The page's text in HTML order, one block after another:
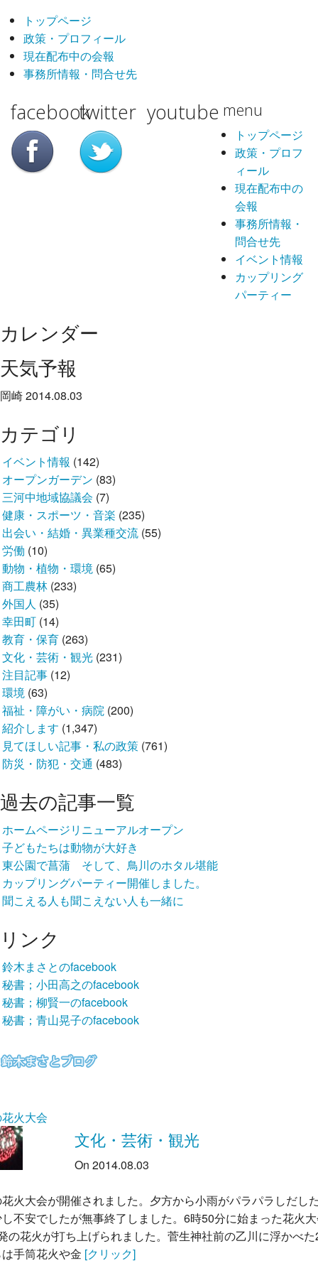
トップページ
政策・プロフィール
現在配布中の会報
事務所情報・問合せ先
facebooktwitter youtube menu
トップページ
政策・プロフ
ィール
現在配布中の
会報
事務所情報・
問合せ先
イベント情報
カップリング
パーティー
カレンダー
天気予報
岡崎 2014.08.03
カテゴリ
イベント情報 (142)
オープンガーデン (83)
三河中地域協議会 (7)
健康・スポーツ・音楽 (235)
出会い・結婚・異業種交流(55)
労働 (10)
動物・植物・環境(65)
商工農林(233)
外国人 (35)
幸田町(14)
教育・保育(263)
文化・芸術・観光(231)
注目記事(12)
環境(63)
福祉・障がい・病院(200)
紹介します (1,347)
見てほしい記事・私の政策(761)
防災・防犯・交通 (483)
過去の記事一覧
ホームページリニューアルオープン
子どもたちは動物が大好き
東公園で菖蒲 そして、鳥川のホタル堪能
カップリングパーティー開催しました。
聞こえる人も聞こえない人も一緒に
リンク
鈴木まさとのfacebook
秘書；小田高之のfacebook
秘書；柳賢一のfacebook
秘書；青山晃子のfacebook
火大会
文化・芸術・観光
On 2014.08.03
火大会が開催されました。夕方から小雨がパラパラしだし
不安でしたが無事終了しました。6時50分に始まった花火
の花火が打ち上げられました。菅生神社前の乙川に浮かべ
手筒花火や金 [クリック]